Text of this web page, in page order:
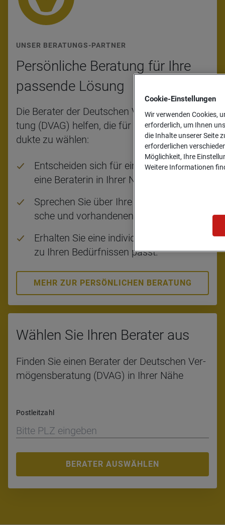
UNSER BERATUNGS-PARTNER
Per­sön­li­che Bera­tung für Ihre
pas­sende Lösung
Die Be­ra­ter der Deut­schen Ver­mö­gens­be­ra­
tung (DVAG) hel­fen, die für Sie rich­ti­gen Pro­
duk­te zu wäh­len:
Ent­schei­den sich für einen Be­ra­ter oder
eine Be­ra­te­rin in Ihrer Nähe.
Spre­chen Sie über Ihre Ziele, Wün­
sche und vor­han­de­nen Ver­trä­ge.
Er­hal­ten Sie eine in­di­vi­du­el­le Lö­sung, die
zu Ihren Be­dürf­nis­sen passt.
MEHR ZUR PERSÖNLICHEN BERATUNG
Wäh­len Sie Ihren Bera­ter aus
Fin­den Sie einen Be­ra­ter der Deut­schen Ver­
mö­gens­be­ra­tung (DVAG) in Ihrer Nähe
Postleitzahl
BERATER AUSWÄHLEN
Cookie-­Einstellungen
Wir verwenden Cookies,
erforderlich, um Ihnen
die Inhalte unserer Seite
erforderlichen
Möglichkeit, Ihre
Weitere Informationen